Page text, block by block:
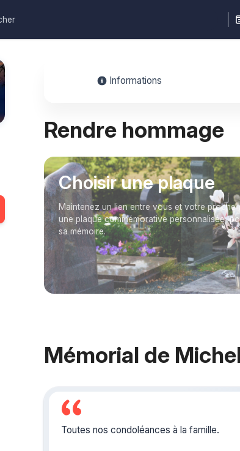
Informations
Rendre hommage
Choisir une plaque
Maintenez un lien entre vous et votre proche
une plaque commémorative personnalisée,
sa mémoire.
Mémorial de
Toutes nos condoléances à la famille.